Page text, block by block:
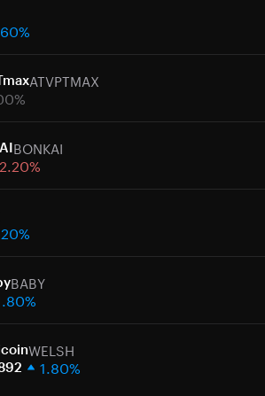
ATVPTMAX
BONKAI
BABY
mercado
WELSH
1.80%